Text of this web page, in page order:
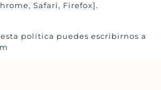
Safari, Firefox].
política puedes escribirnos a